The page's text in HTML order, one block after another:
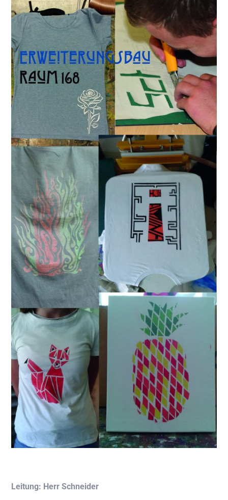
Lei­tung: Herr Schneider